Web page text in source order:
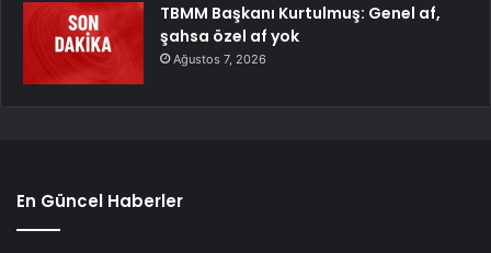
TBMM Başkanı Kurtulmuş: Genel af,
şahsa özel af yok
Ağustos 7, 2026
En Güncel Haberler